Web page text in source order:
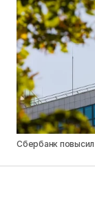
Сбербанк